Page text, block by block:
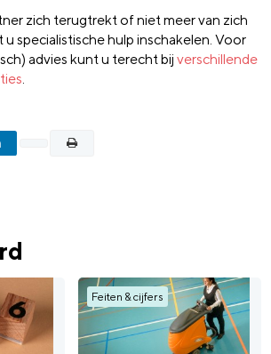
zich terugtrekt of niet meer van zich
u specialistische hulp inschakelen. Voor
advies kunt u terecht bij verschillende
.
Feiten & cijfers